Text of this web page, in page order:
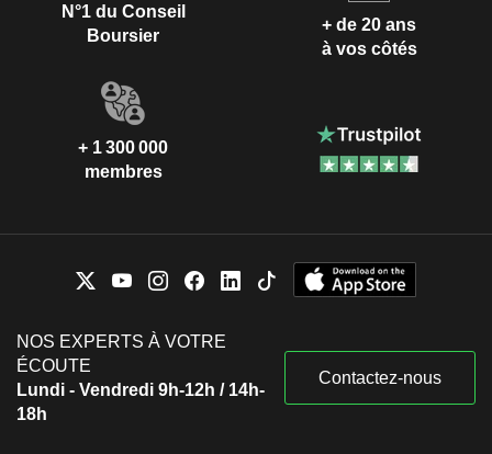
N°1 du Conseil
Boursier
+ de 20 ans
à vos côtés
+ 1 300 000
membres
NOS EXPERTS À VOTRE
ÉCOUTE
Lundi - Vendredi 9h-12h / 14h-
18h
Contactez-nous